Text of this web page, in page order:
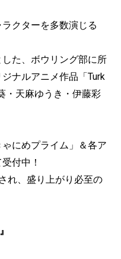
クターを多数演じる
た、ボウリング部に所
ナルアニメ作品「Turk
・天麻ゆうき・伊藤彩
にめプライム」＆各ア
付中！
れ、盛り上がり必至の